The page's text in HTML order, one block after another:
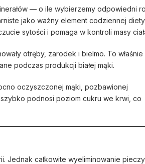
— o ile wybierzemy odpowiedni
jako ważny element codziennej diety.
sytości i pomaga w kontroli masy
otręby, zarodek i bielmo. To właśnie
podczas produkcji białej mąki.
oczyszczonej mąki, pozbawionej
podnosi poziom cukru we krwi, co
Jednak całkowite wyeliminowanie